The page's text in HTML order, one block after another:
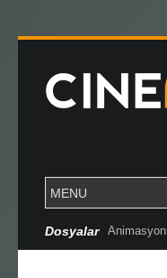
Dosyalar Animasyon